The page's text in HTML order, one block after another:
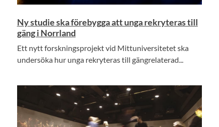
Ny studie ska förebygga att unga rekryteras till
gäng i Norrland
Ett nytt forskningsprojekt vid Mittuniversitetet ska
undersöka hur unga rekryteras till gängrelaterad...